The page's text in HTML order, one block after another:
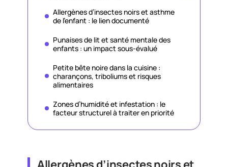
Allergènes d’insectes noirs et asthme
de l’enfant : le lien documenté
Punaises de lit et santé mentale des
enfants : un impact sous-évalué
Petite bête noire dans la cuisine :
charançons, triboliums et risques
alimentaires
Zones d’humidité et infestation : le
facteur structurel à traiter en priorité